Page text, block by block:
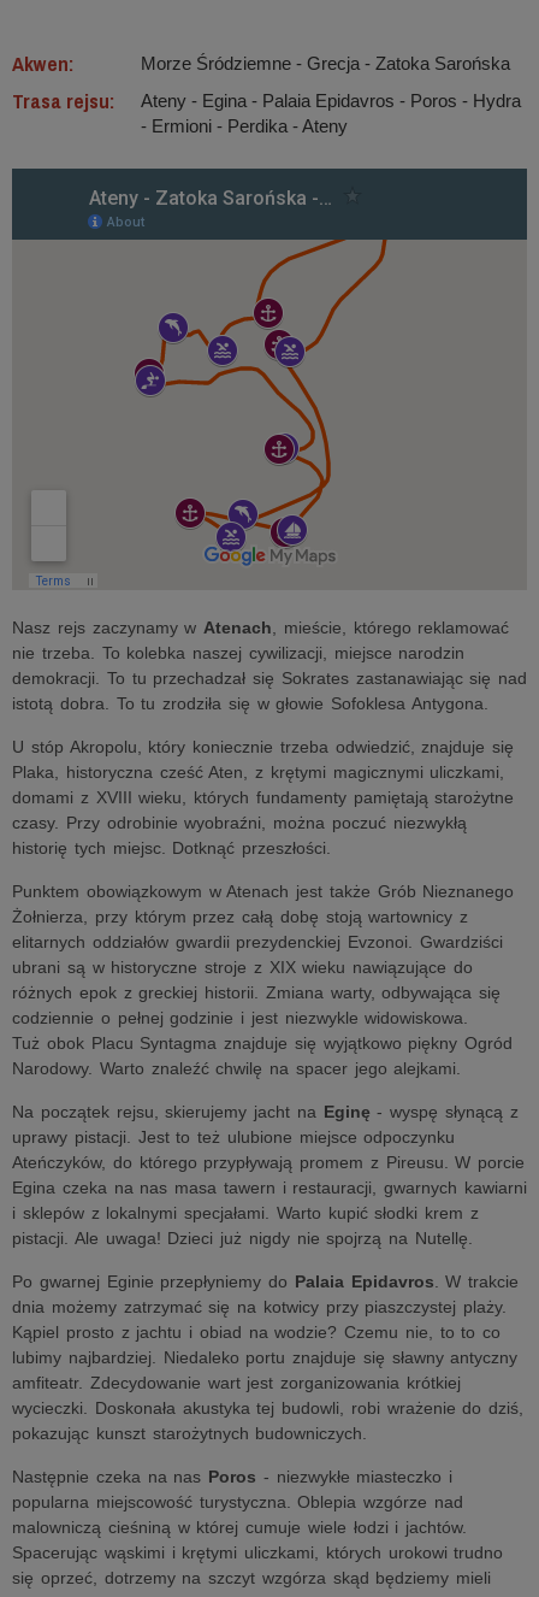
Akwen: Morze Śródziemne ‐ Grecja - Zatoka Sarońska
Trasa rejsu:
Ateny - Egina - Palaia Epidavros - Poros - Hydra
- Ermioni - Perdika - Ateny
Nasz rejs zaczynamy w Atenach , mieście, którego reklamować
nie trzeba. To kolebka naszej cywilizacji, miejsce narodzin
demokracji. To tu przechadzał się Sokrates zastanawiając się nad
istotą dobra. To tu zrodziła się w głowie Sofoklesa Antygona.
U stóp Akropolu, który koniecznie trzeba odwiedzić, znajduje się
Plaka, historyczna cześć Aten, z krętymi magicznymi uliczkami,
domami z XVIII wieku, których fundamenty pamiętają starożytne
czasy. Przy odrobinie wyobraźni, można poczuć niezwykłą
historię tych miejsc. Dotknąć przeszłości.
Punktem obowiązkowym w Atenach jest także Grób Nieznanego
Żołnierza, przy którym przez całą dobę stoją wartownicy z
elitarnych oddziałów gwardii prezydenckiej Evzonoi. Gwardziści
ubrani są w historyczne stroje z XIX wieku nawiązujące do
różnych epok z greckiej historii. Zmiana warty, odbywająca się
codziennie o pełnej godzinie i jest niezwykle widowiskowa.
Tuż obok Placu Syntagma znajduje się wyjątkowo piękny Ogród
Narodowy. Warto znaleźć chwilę na spacer jego alejkami.
Na początek rejsu, skierujemy jacht na Eginę - wyspę słynącą z
uprawy pistacji. Jest to też ulubione miejsce odpoczynku
Ateńczyków, do którego przypływają promem z Pireusu. W porcie
Egina czeka na nas masa tawern i restauracji, gwarnych kawiarni
i sklepów z lokalnymi specjałami. Warto kupić słodki krem z
pistacji. Ale uwaga! Dzieci już nigdy nie spojrzą na Nutellę.
Po gwarnej Eginie przepłyniemy do Palaia Epidavros . W trakcie
dnia możemy zatrzymać się na kotwicy przy piaszczystej plaży.
Kąpiel prosto z jachtu i obiad na wodzie? Czemu nie, to to co
lubimy najbardziej. Niedaleko portu znajduje się sławny antyczny
amfiteatr. Zdecydowanie wart jest zorganizowania krótkiej
wycieczki. Doskonała akustyka tej budowli, robi wrażenie do dziś,
pokazując kunszt starożytnych budowniczych.
Następnie czeka na nas Poros - niezwykłe miasteczko i
popularna miejscowość turystyczna. Oblepia wzgórze nad
malowniczą cieśniną w której cumuje wiele łodzi i jachtów.
Spacerując wąskimi i krętymi uliczkami, których urokowi trudno
się oprzeć, dotrzemy na szczyt wzgórza skąd będziemy mieli